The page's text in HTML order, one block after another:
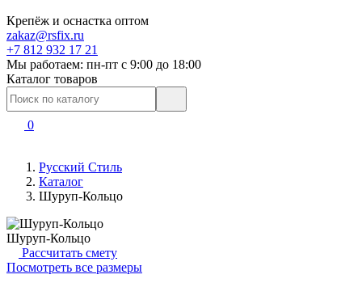
Крепёж и оснастка оптом
zakaz@rsfix.ru
+7 812 932 17 21
Мы работаем: пн-пт c 9:00 до 18:00
Каталог товаров
0
Русский Стиль
Каталог
Шуруп-Кольцо
Шуруп-Кольцо
Рассчитать смету
Посмотреть все размеры